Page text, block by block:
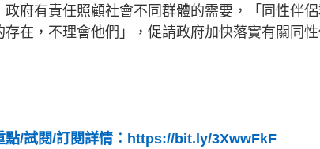
府有責任照顧社會不同群體的需要，「同性伴
在，不理會他們」，促請政府加快落實有關同
點/試閱/訂閱詳情︰https://bit.ly/3XwwFkF